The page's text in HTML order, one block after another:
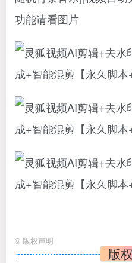
功能请看图片
© 版权声明
版